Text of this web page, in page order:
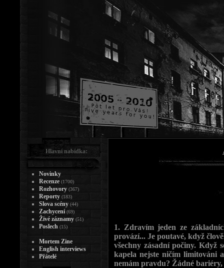
1. Zdravím jeden ze
provází... Je poutavé, když
všechny zásadní počiny. Když
kapela nejste ničím limitováni
nemám pravdu? Žádné bariéry,
Hlavní nabídka:
Novinky
Recenze (1700)
Rozhovory (367)
Reporty (183)
Slova scény (44)
Zachycení (69)
Živé záznamy (51)
Poslech (15)
Mortem Zine
English interviews
Přátelé